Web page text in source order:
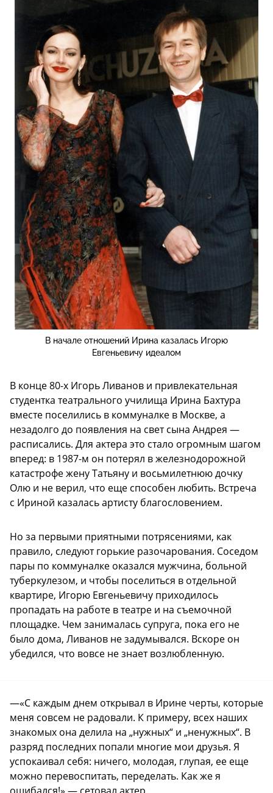
В начале отношений Ирина казалась Игорю
Евгеньевичу идеалом
В конце 80-х Игорь Ливанов и привлекательная
студентка театрального училища Ирина Бахтура
вместе поселились в коммуналке в Москве, а
незадолго до появления на свет сына Андрея —
расписались. Для актера это стало огромным шагом
вперед: в 1987-м он потерял в железнодорожной
катастрофе жену Татьяну и восьмилетнюю дочку
Олю и не верил, что еще способен любить. Встреча
с Ириной казалась артисту благословением.
Но за первыми приятными потрясениями, как
правило, следуют горькие разочарования. Соседом
пары по коммуналке оказался мужчина, больной
туберкулезом, и чтобы поселиться в отдельной
квартире, Игорю Евгеньевичу приходилось
пропадать на работе в театре и на съемочной
площадке. Чем занималась супруга, пока его не
было дома, Ливанов не задумывался. Вскоре он
убедился, что вовсе не знает возлюбленную.
—«С каждым днем открывал в Ирине черты, которые
меня совсем не радовали. К примеру, всех наших
знакомых она делила на „нужных“ и „ненужных“. В
разряд последних попали многие мои друзья. Я
успокаивал себя: ничего, молодая, глупая, ее еще
можно перевоспитать, переделать. Как же я